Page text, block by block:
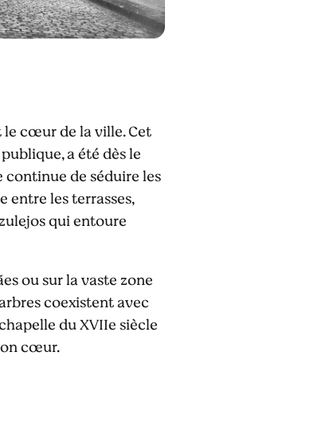
le cœur de la ville. Cet
a été dès le
continue de séduire les
les terrasses,
qui entoure
ou sur la vaste zone
coexistent avec
du XVIIe siècle
cœur.